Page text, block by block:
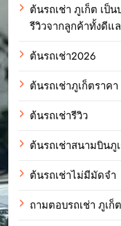
ต้นรถเช่า ภูเก็ต เป็
รีวิวจากลูกค้าทั้งดีแ
ต้นรถเช่า2026
ต้นรถเช่าภูเก็ตราคา
ต้นรถเช่ารีวิว
ต้นรถเช่าสนามบินภู
ต้นรถเช่าไม่มีมัดจำ
ถามตอบรถเช่า ภูเก็ต